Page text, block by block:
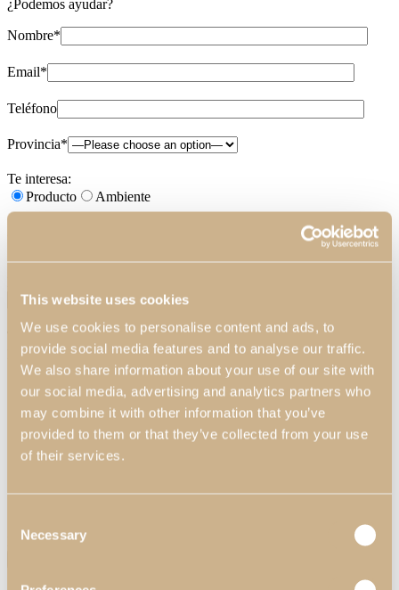
This website uses cookies
We use cookies to personalise content and ads, to
provide social media features and to analyse our traffic.
We also share information about your use of our site with
our social media, advertising and analytics partners who
may combine it with other information that you’ve
provided to them or that they’ve collected from your use
of their services.
Selection
Necessary
¿Podemos ayudar?
Nombre*
Email*
Teléfono
Provincia*
Te interesa:
Producto
Ambiente
Tema* Precio
Personalización de los Acabados
Personalización de las Dimensiones
Dónde Comprar Otros
Enviar archivo (5MB max)